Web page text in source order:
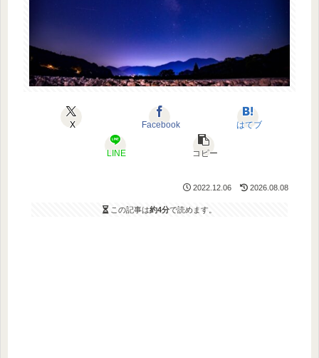
X Facebook はてブ
LINE コピー
2022.12.06 2026.08.08
この記事は約4分で読めます。